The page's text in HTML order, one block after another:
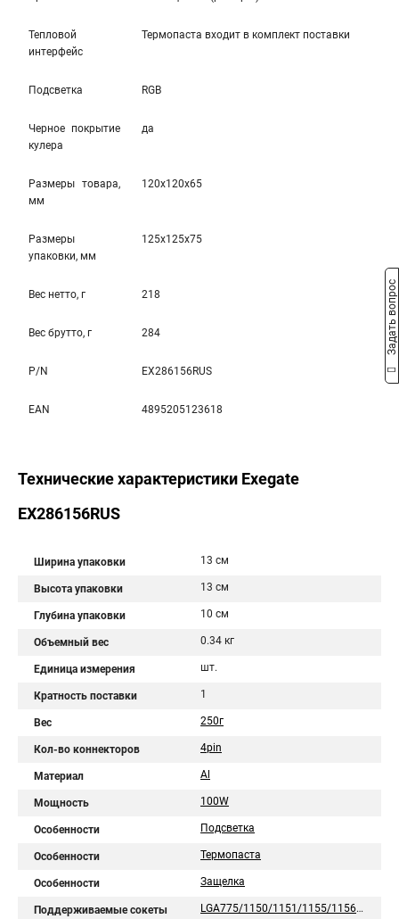
Тепловой
интерфейс
Термопаста вxодит в комплект поставки
Подсветка RGB
Черное покрытие
кулера
да
Размеры товара,
мм
120x120x65
Размеры
упаковки, мм
125x125x75
Вес нетто, г 218
Вес брутто, г 284
P/N EX286156RUS
EAN 4895205123618
Технические характеристики Exegate
EX286156RUS
Ширина упаковки 13 см
Высота упаковки 13 см
Глубина упаковки 10 см
Объемный вес 0.34 кг
Единица измерения шт.
Кратность поставки 1
Вес 250г
Кол-во коннекторов 4pin
Материал Al
Мощность 100W
Особенности Подсветка
Особенности Термопаста
Особенности Защелка
Поддерживаемые сокеты LGA775/1150/1151/1155/1156/1200/1700/1851/AM2/AM2+/AM3/AM3+/AM4/AM5/FM1/FM2/754/939/940
Задать вопрос